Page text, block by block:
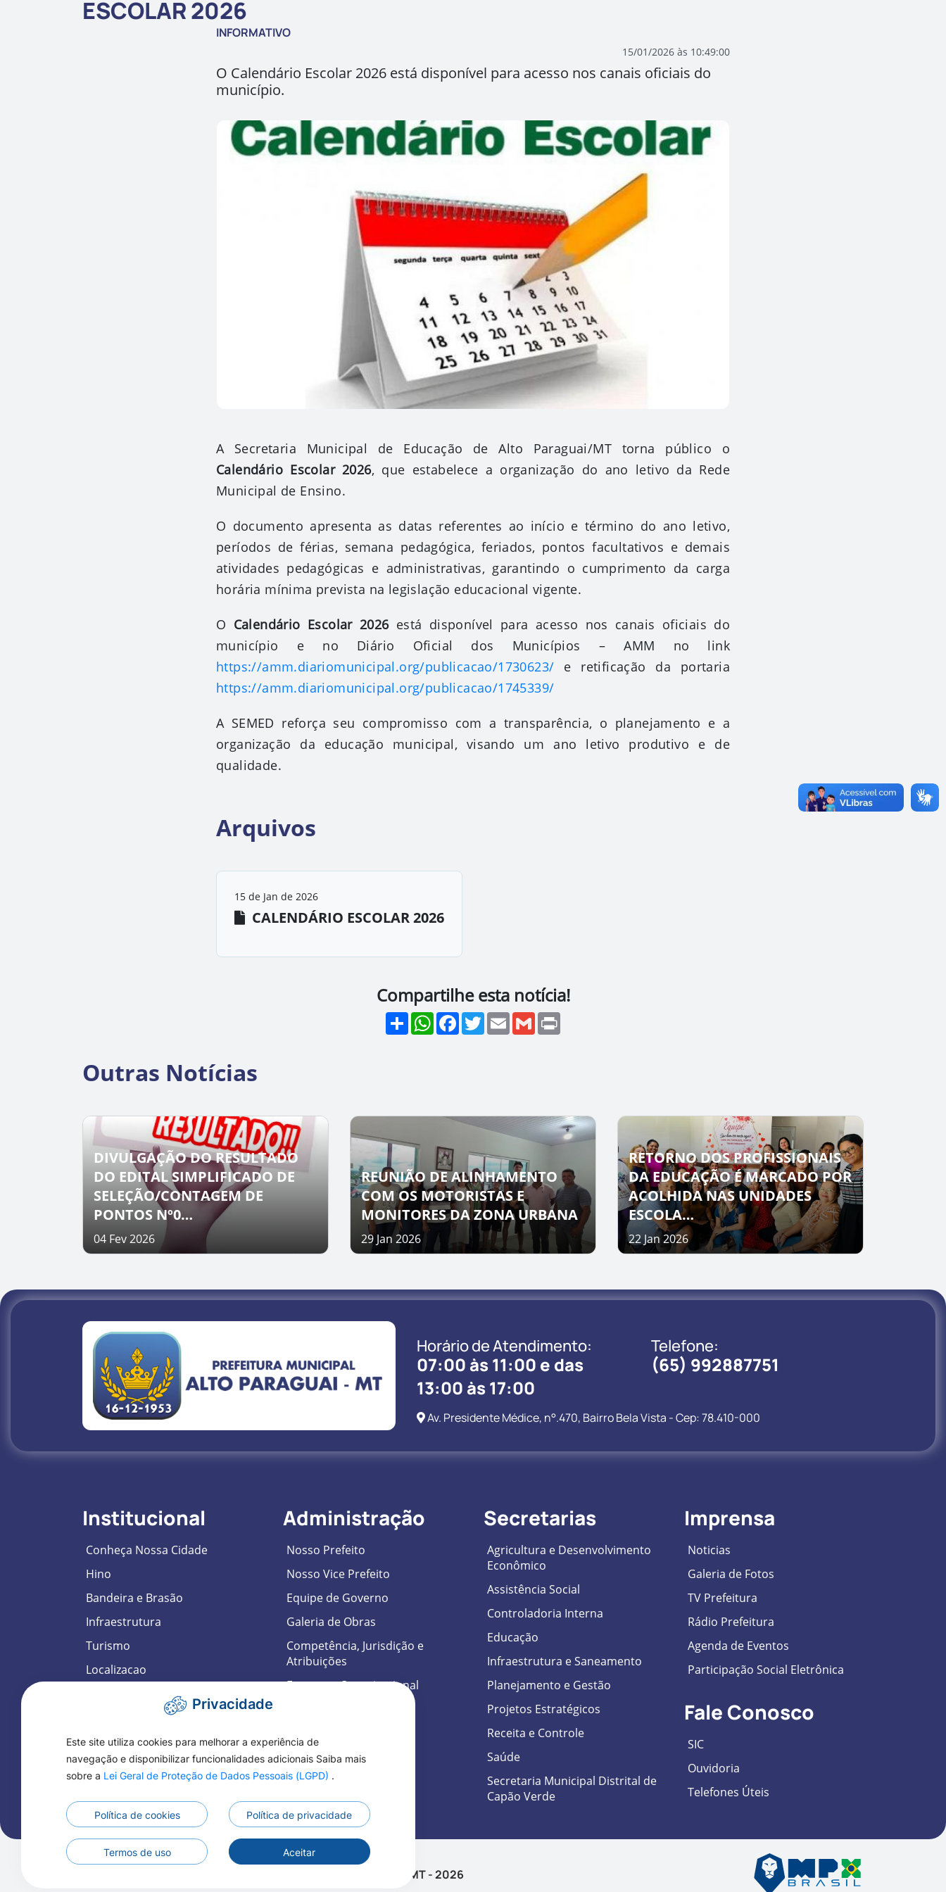
ESCOLAR 2026
INFORMATIVO
15/01/2026 às 10:49:00
O Calendário Escolar 2026 está disponível para acesso nos canais oficiais do
município.
A Secretaria Municipal de Educação de Alto Paraguai/MT torna público o
Calendário Escolar 2026, que estabelece a organização do ano letivo da Rede
Municipal de Ensino.
O documento apresenta as datas referentes ao início e término do ano letivo,
períodos de férias, semana pedagógica, feriados, pontos facultativos e demais
atividades pedagógicas e administrativas, garantindo o cumprimento da carga
horária mínima prevista na legislação educacional vigente.
O Calendário Escolar 2026está disponível para acesso nos canais oficiais do
município e no Diário Oficial dos Municípios – AMM no link
https://amm.diariomunicipal.org/publicacao/1730623/ e retificação da portaria
https://amm.diariomunicipal.org/publicacao/1745339/
A SEMED reforça seu compromisso com a transparência, o planejamento e a
organização da educação
municipal, visando um ano letivo produtivo e de
qualidade.
Arquivos
15 de Jan de 2026
CALENDÁRIO ESCOLAR 2026
Compartilhe esta notícia!
ShareWhatsApp
Facebook
TwitterEmailGmail
Outras Notícias
DIVULGAÇÃO DO RESULTADO
DO EDITAL SIMPLIFICADO DE
SELEÇÃO/CONTAGEM DE
PONTOS Nº0…
04 Fev 2026
REUNIÃO DE ALINHAMENTO
COM OS MOTORISTAS E
MONITORES DA ZONA URBANA
29 Jan 2026
RETORNO DOS PROFISSIONAIS
DA EDUCAÇÃO É MARCADO POR
ACOLHIDA NAS UNIDADES
ESCOLA…
22 Jan 2026
Horário de Atendimento:
07:00 às 11:00 e das
13:00 às 17:00
Telefone:
(65) 992887751
Av. Presidente Médice, n°.470, Bairro Bela Vista - Cep: 78.410-000
Institucional
Conheça Nossa Cidade
Hino
Bandeira e Brasão
Infraestrutura
Turismo
Localizacao
Cidade em Números
História
Fotos Históricas
Administração
Nosso Prefeito
Nosso Vice Prefeito
Equipe de Governo
Galeria de Obras
Competência, Jurisdição e
Atribuições
Estrutura Organizacional
Secretarias
Agricultura e Desenvolvimento
Econômico
Assistência Social
Controladoria Interna
Educação
Infraestrutura e Saneamento
Planejamento e Gestão
Projetos Estratégicos
Receita e Controle
Saúde
Secretaria Municipal Distrital de
Capão Verde
Imprensa
Noticias
Galeria de Fotos
TV Prefeitura
Rádio Prefeitura
Agenda de Eventos
Participação Social Eletrônica
Fale Conosco
SIC
Ouvidoria
Telefones Úteis
Todos os Direitos Reservados a Prefeitura de Alto
Todos os Direitos Reservados a Prefeitura de Alto Paraguai - MT - 2026
Privacidade
Este site utiliza cookies para melhorar a experiência de
navegação e disponibilizar funcionalidades adicionais Saiba mais
sobre a Lei Geral de Proteção de Dados Pessoais (LGPD) .
Política de cookies Política de privacidade
Termos de uso Aceitar